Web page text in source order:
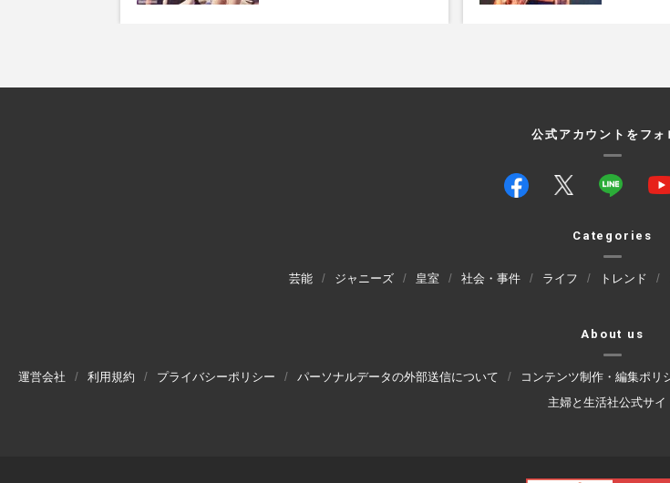
公式アカウントをフォ
Categories
芸能 ジャニーズ 皇室 社会・事件 ライフ トレンド
About us
運営会社 利用規約 プライバシーポリシー パーソナルデータの外部送信について コンテンツ制作・編集ポリ
主婦と生活社公式サイ